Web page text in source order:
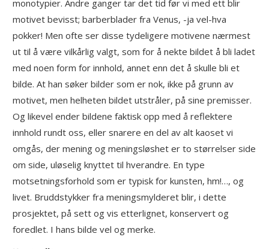
monotypier. Andre ganger tar det tid før vi med ett blir
motivet bevisst; barberblader fra Venus, -ja vel-hva
pokker! Men ofte ser disse tydeligere motivene nærmest
ut til å være vilkårlig valgt, som for å nekte bildet å bli ladet
med noen form for innhold, annet enn det å skulle bli et
bilde. At han søker bilder som er nok, ikke på grunn av
motivet, men helheten bildet utstråler, på sine premisser.
Og likevel ender bildene faktisk opp med å reflektere
innhold rundt oss, eller snarere en del av alt kaoset vi
omgås, der mening og meningsløshet er to størrelser side
om side, uløselig knyttet til hverandre. En type
motsetningsforhold som er typisk for kunsten, hm!…, og
livet. Bruddstykker fra meningsmylderet blir, i dette
prosjektet, på sett og vis etterlignet, konservert og
foredlet. I hans bilde vel og merke.